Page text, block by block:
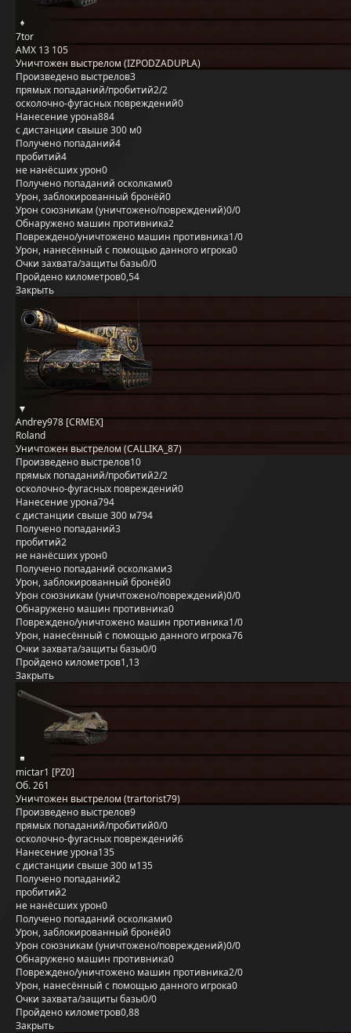
7tor
AMX 13 105
Уничтожен выстрелом (IZPODZADUPLA)
Произведено выстрелов3
прямых попаданий/пробитий2/2
осколочно-фугасных повреждений0
Нанесение урона884
с дистанции свыше 300 м0
Получено попаданий4
пробитий4
не нанёсших урон0
Получено попаданий осколками0
Урон, заблокированный бронёй0
Урон союзникам (уничтожено/повреждений)0/0
Обнаружено машин противника2
Повреждено/уничтожено машин противника1/0
Урон, нанесённый с помощью данного игрока0
Очки захвата/защиты базы0/0
Пройдено километров0,54
Закрыть
Andrey978 [CRMEX]
Roland
Уничтожен выстрелом (CALLIKA_87)
Произведено выстрелов10
прямых попаданий/пробитий2/2
осколочно-фугасных повреждений0
Нанесение урона794
с дистанции свыше 300 м794
Получено попаданий3
пробитий2
не нанёсших урон0
Получено попаданий осколками3
Урон, заблокированный бронёй0
Урон союзникам (уничтожено/повреждений)0/0
Обнаружено машин противника0
Повреждено/уничтожено машин противника1/0
Урон, нанесённый с помощью данного игрока76
Очки захвата/защиты базы0/0
Пройдено километров1,13
Закрыть
mictar1 [PZ0]
Об. 261
Уничтожен выстрелом (trartorist79)
Произведено выстрелов9
прямых попаданий/пробитий0/0
осколочно-фугасных повреждений6
Нанесение урона135
с дистанции свыше 300 м135
Получено попаданий2
пробитий2
не нанёсших урон0
Получено попаданий осколками0
Урон, заблокированный бронёй0
Урон союзникам (уничтожено/повреждений)0/0
Обнаружено машин противника0
Повреждено/уничтожено машин противника2/0
Урон, нанесённый с помощью данного игрока0
Очки захвата/защиты базы0/0
Пройдено километров0,88
Закрыть